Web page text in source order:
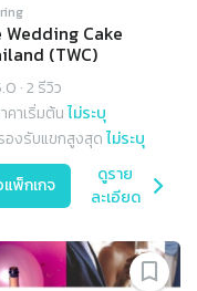
Wedding Cake
(TWC)
·2 รีวิว
คาเริ่มต้นไม่ระบุ
องรับแขกสูงสุดไม่ระบุ
พ็กเกจ
ดูราย
ละเอียด